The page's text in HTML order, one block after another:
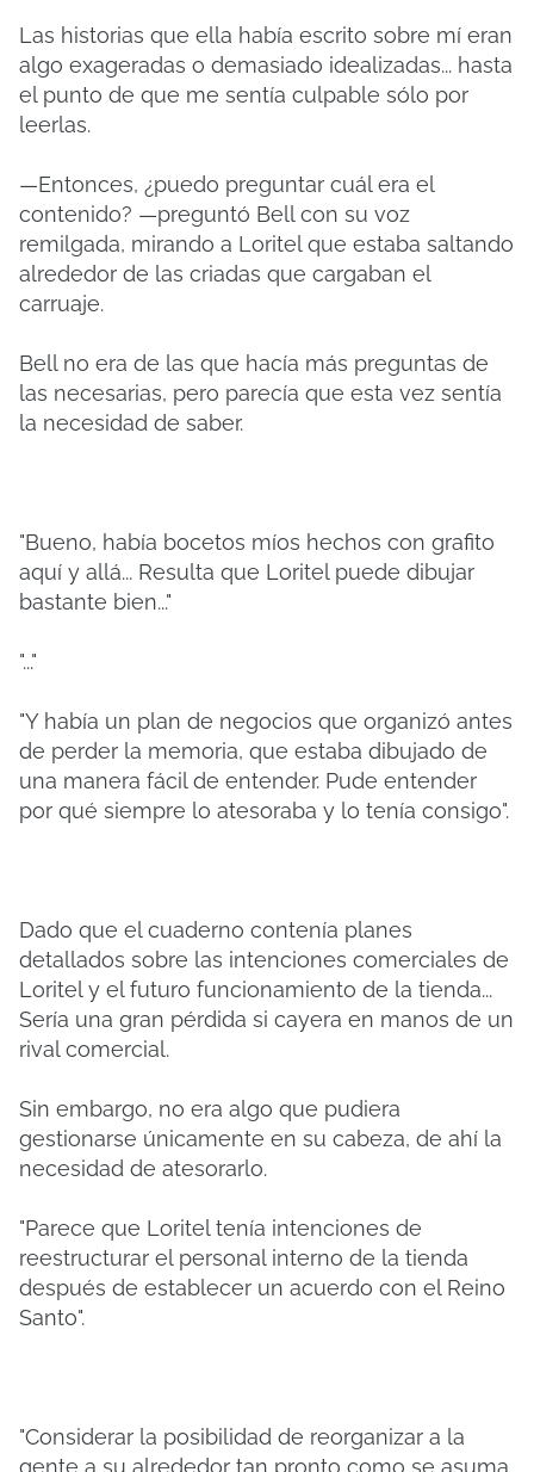
Las historias que ella había escrito sobre mí eran
algo exageradas o demasiado idealizadas... hasta
el punto de que me sentía culpable sólo por
leerlas.
—Entonces, ¿puedo preguntar cuál era el
contenido? —preguntó Bell con su voz
remilgada, mirando a Loritel que estaba saltando
alrededor de las criadas que cargaban el
carruaje.
Bell no era de las que hacía más preguntas de
las necesarias, pero parecía que esta vez sentía
la necesidad de saber.
"Bueno, había bocetos míos hechos con grafito
aquí y allá... Resulta que Loritel puede dibujar
bastante bien..."
"..."
"Y había un plan de negocios que organizó antes
de perder la memoria, que estaba dibujado de
una manera fácil de entender. Pude entender
por qué siempre lo atesoraba y lo tenía consigo".
Dado que el cuaderno contenía planes
detallados sobre las intenciones comerciales de
Loritel y el futuro funcionamiento de la tienda...
Sería una gran pérdida si cayera en manos de un
rival comercial.
Sin embargo, no era algo que pudiera
gestionarse únicamente en su cabeza, de ahí la
necesidad de atesorarlo.
"Parece que Loritel tenía intenciones de
reestructurar el personal interno de la tienda
después de establecer un acuerdo con el Reino
Santo".
"Considerar la posibilidad de reorganizar a la
gente a su alrededor tan pronto como se asuma